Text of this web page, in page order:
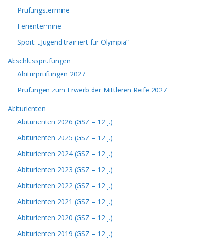
Prüfungstermine
Ferientermine
Sport: „Jugend trainiert für Olympia“
Abschlussprüfungen
Abiturprüfungen 2027
Prüfungen zum Erwerb der Mittleren Reife 2027
Abiturienten
Abiturienten 2026 (GSZ – 12 J.)
Abiturienten 2025 (GSZ – 12 J.)
Abiturienten 2024 (GSZ – 12 J.)
Abiturienten 2023 (GSZ – 12 J.)
Abiturienten 2022 (GSZ – 12 J.)
Abiturienten 2021 (GSZ – 12 J.)
Abiturienten 2020 (GSZ – 12 J.)
Abiturienten 2019 (GSZ – 12 J.)